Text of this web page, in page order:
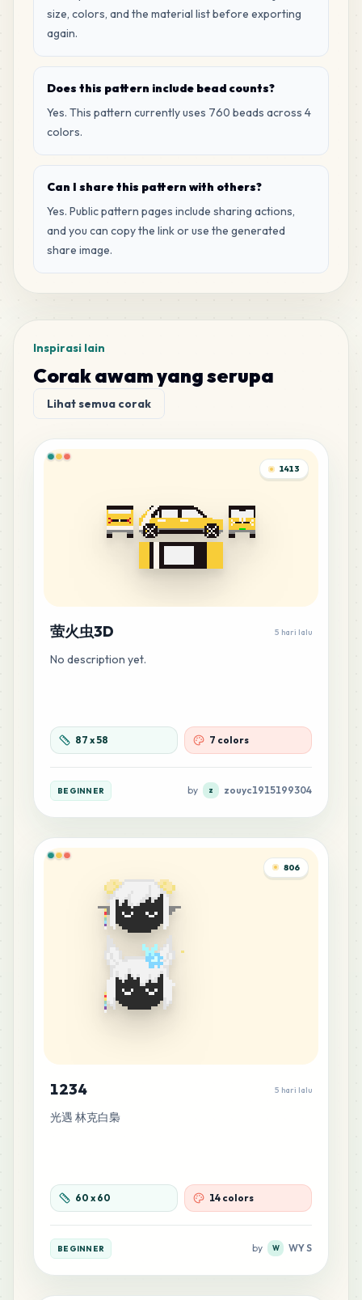
size, colors, and the material list before exporting
again.
Does this pattern include bead counts?
Yes. This pattern currently uses 760 beads across 4
colors.
Can I share this pattern with others?
Yes. Public pattern pages include sharing actions,
and you can copy the link or use the generated
share image.
Inspirasi lain
Corak awam yang serupa
Lihat semua corak
1413
萤火虫3D 5 hari lalu
No description yet.
87 x58 7 colors
BEGINNER by z zouyc1915199304
806
1234 5 hari lalu
光遇 林克白梟
60 x 60 14 colors
BEGINNER by W WY S